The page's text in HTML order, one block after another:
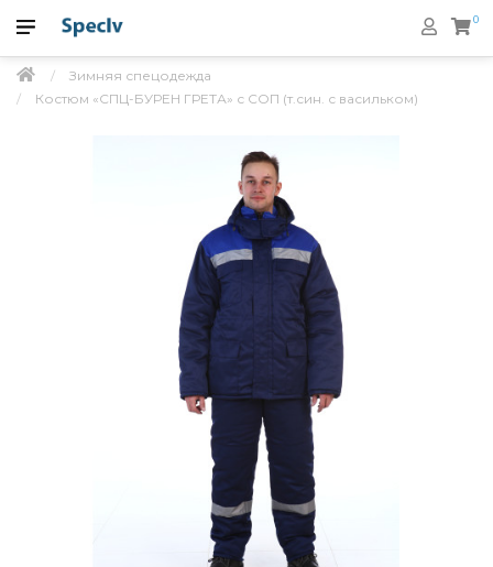
0
Зимняя спецодежда
Костюм «СПЦ-БУРЕН ГРЕТА» с СОП (т.син. с васильком)